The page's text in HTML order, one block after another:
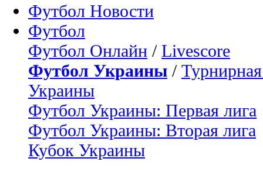
Футбол Новости
Футбол
Футбол Онлайн / Livescore
Футбол Украины /
Украины
Футбол Украины: Первая лига
Футбол Украины: Вторая лига
Кубок Украины